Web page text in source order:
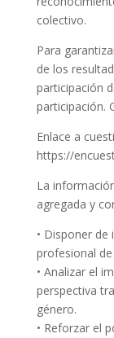
colectivo.
Para
de los
participación
participación.
Enlace a
https://
La
agregada y
• Disponer
profesional
• Analizar el
perspectiva
género.
• Reforzar el